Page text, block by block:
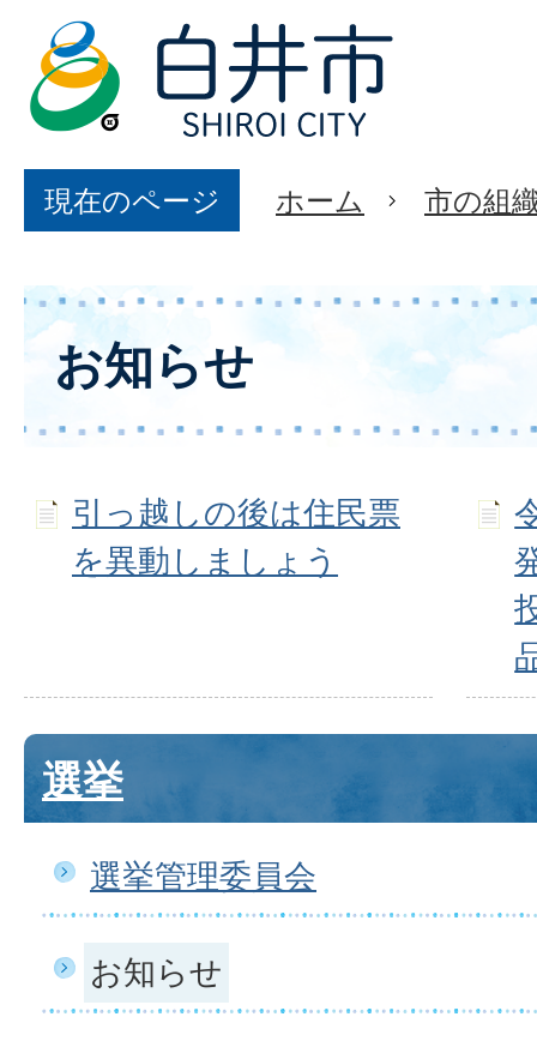
現在のページ ホーム 市の組
お知らせ
引っ越しの後は住民票
を異動しましょう
選挙
選挙管理委員会
お知らせ